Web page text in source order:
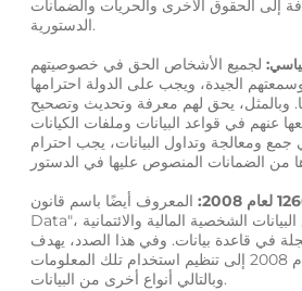
إلى الحقوق الأخرى والحريات والضمانات
الدستورية.
لجميع الأشخاص الحق في خصوصيتهم
الجيدة، ويجب على الدولة احترامها
وبالمثل، يحق لهم معرفة وتحديث وتصحيح
عنهم في قواعد البيانات وملفات الكيانات
جمع ومعالجة وتداول البيانات، يجب احترام
المعروف أيضًا باسم قانون "Habeas
Data"، ويطبق على جميع البيانات الشخصية المالية والائتمانية
في قاعدة بيانات. وفي هذا الصدد، يهدف
تطبيق قانون 1266 لعام 2008 إلى تنظيم استخدام تلك المعلومات
وبالتالي أنواع أخرى من البيانات.